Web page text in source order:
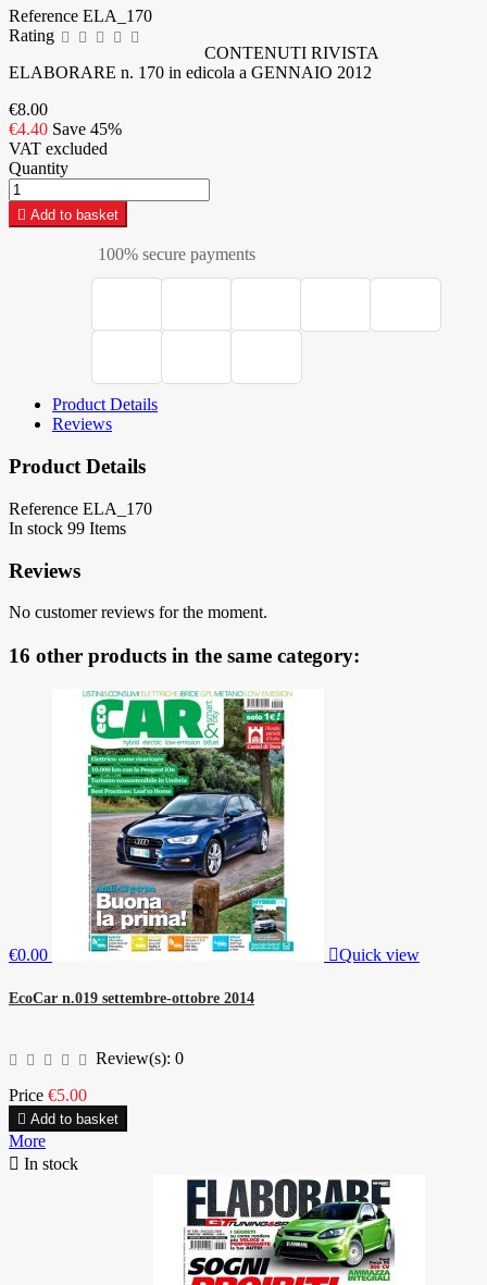
Reference ELA_170
Rating
CONTENUTI RIVISTA
ELABORARE n. 170 in edicola a GENNAIO 2012
€8.00
€4.40 Save 45%
VAT excluded
Quantity
 Add to basket
100% secure payments
Product Details
Reviews
Product Details
Reference ELA_170
In stock 99 Items
Reviews
No customer reviews for the moment.
16 other products in the same category:
€0.00 Quick view
EcoCar n.019 settembre-ottobre 2014
Review(s): 0
Price €5.00
 Add to basket
More
 In stock